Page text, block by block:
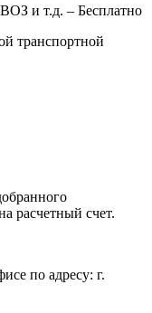
и т.д. – Бесплатно
транспортной
расчетный счет.
по адресу: г.